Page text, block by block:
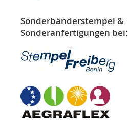
Sonderbänderstempel &
Sonderanfertigungen bei: